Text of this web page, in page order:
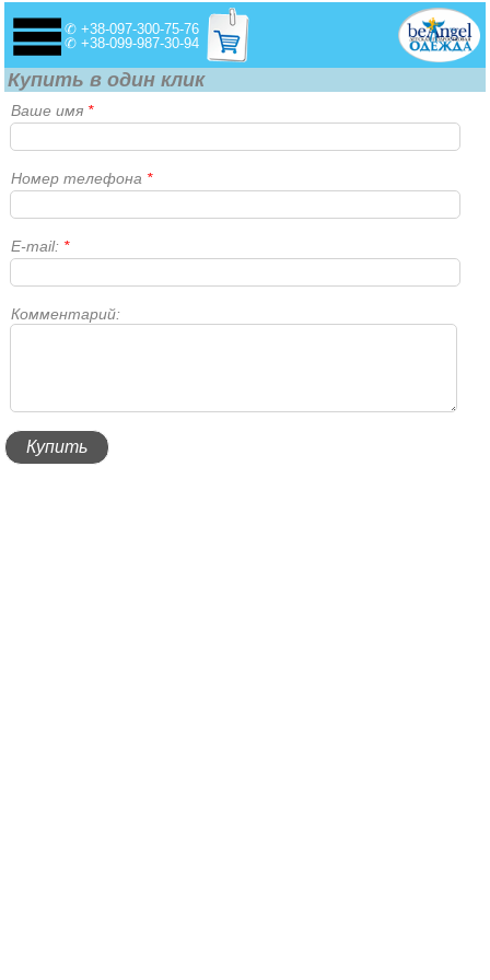
✆ +38-097-300-75-76
✆ +38-099-987-30-94
Купить в один клик
Ваше имя *
Номер телефона *
E-mail: *
Комментарий: